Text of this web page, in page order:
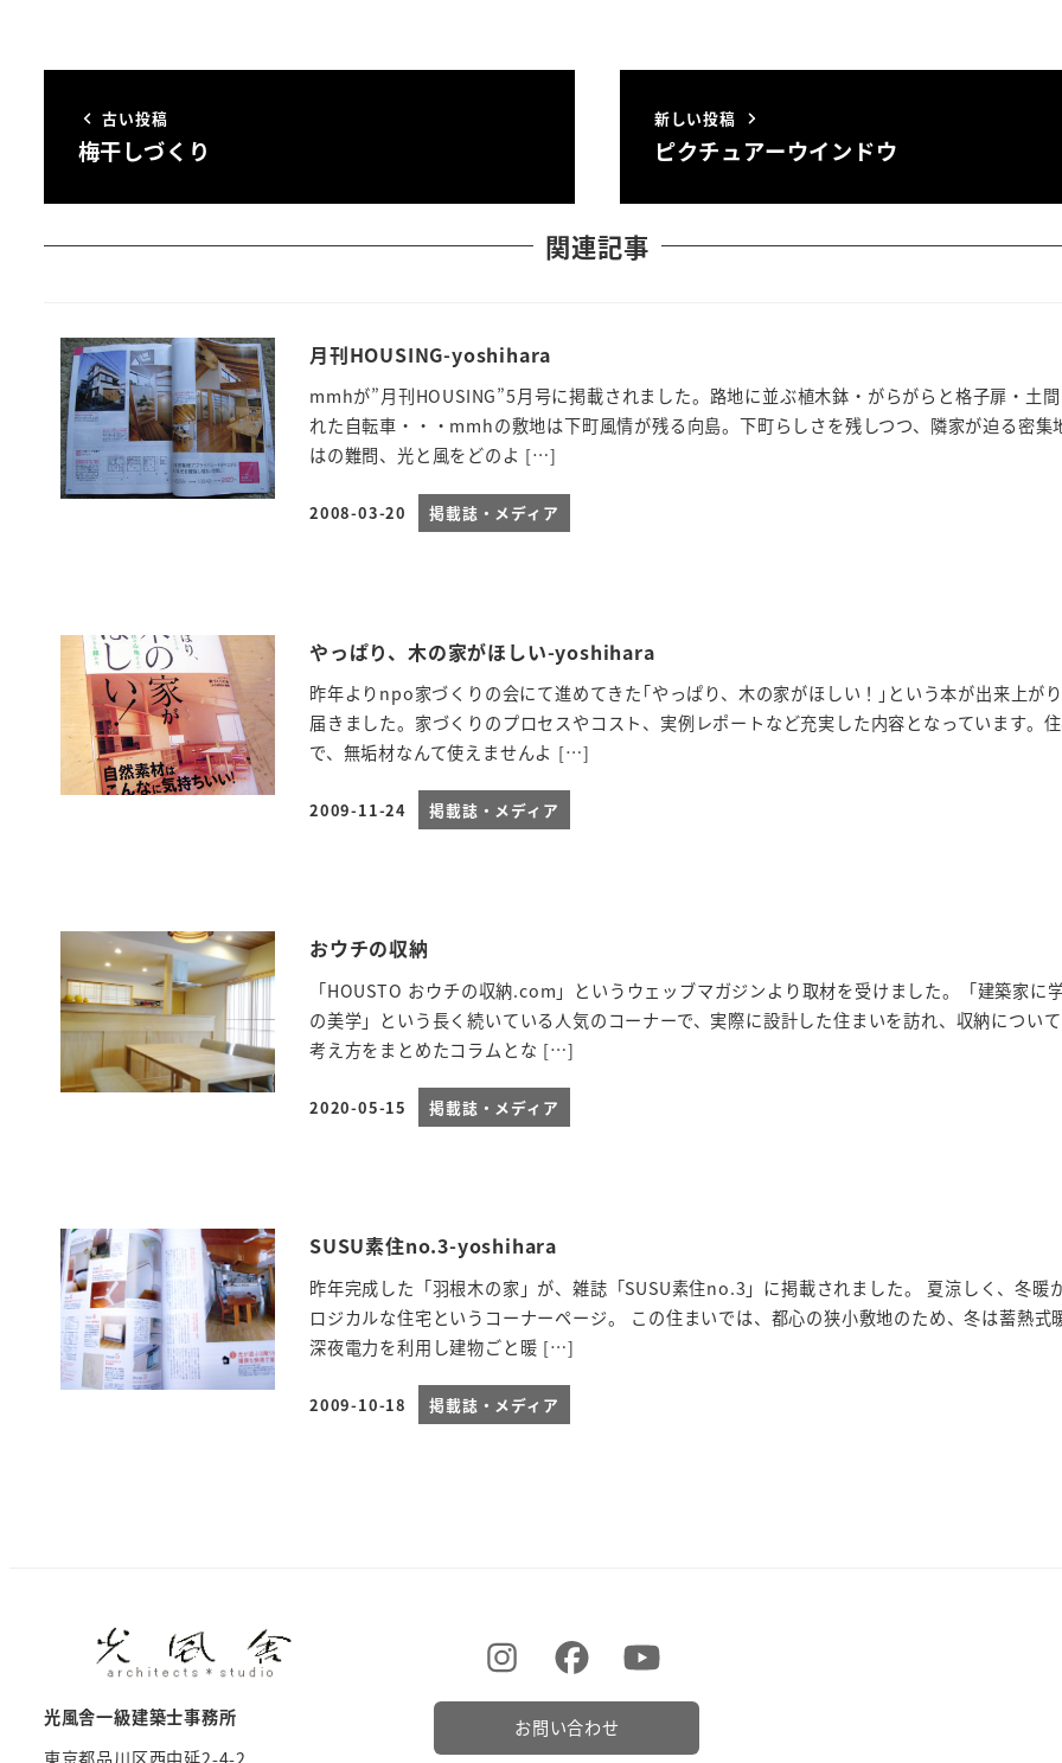
古い投稿
梅干しづくり
新しい投稿
ピクチュアーウインドウ
関連記事
月刊HOUSING-yoshihara
mmhが”月刊HOUSING”5月号に掲載されました。路地に並ぶ植木鉢・がらがらと格子扉・土
れた自転車・・・mmhの敷地は下町風情が残る向島。下町らしさを残しつつ、隣家が迫る密集
はの難問、光と風をどのよ […]
投稿日
2008-03-20 掲載誌・メディア
やっぱり、木の家がほしい-yoshihara
昨年よりnpo家づくりの会にて進めてきた｢やっぱり、木の家がほしい！｣という本が出来上が
届きました。家づくりのプロセスやコスト、実例レポートなど充実した内容となっています。
で、無垢材なんて使えませんよ […]
投稿日
2009-11-24 掲載誌・メディア
おウチの収納
「HOUSTO おウチの収納.com」というウェッブマガジンより取材を受けました。「建築家に
の美学」という長く続いている人気のコーナーで、実際に設計した住まいを訪れ、収納につい
考え方をまとめたコラムとな […]
投稿日
2020-05-15 掲載誌・メディア
SUSU素住no.3-yoshihara
昨年完成した「羽根木の家」が、雑誌「SUSU素住no.3」に掲載されました。 夏涼しく、冬暖
ロジカルな住宅というコーナーページ。 この住まいでは、都心の狭小敷地のため、冬は蓄熱式
深夜電力を利用し建物ごと暖 […]
投稿日
2009-10-18 掲載誌・メディア
光風舎一級建築士事務所
東京都品川区西中延2-4-2
お問い合わせ